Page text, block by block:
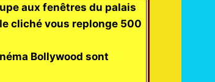
aux fenêtres du palais
cliché vous replonge 500
Bollywood sont